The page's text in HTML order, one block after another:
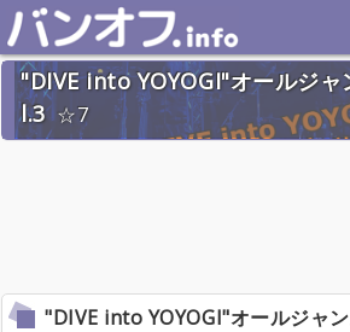
"DIVE into YOYOGI"オールジ
l.3
7
"DIVE into YOYOGI"オールジャ